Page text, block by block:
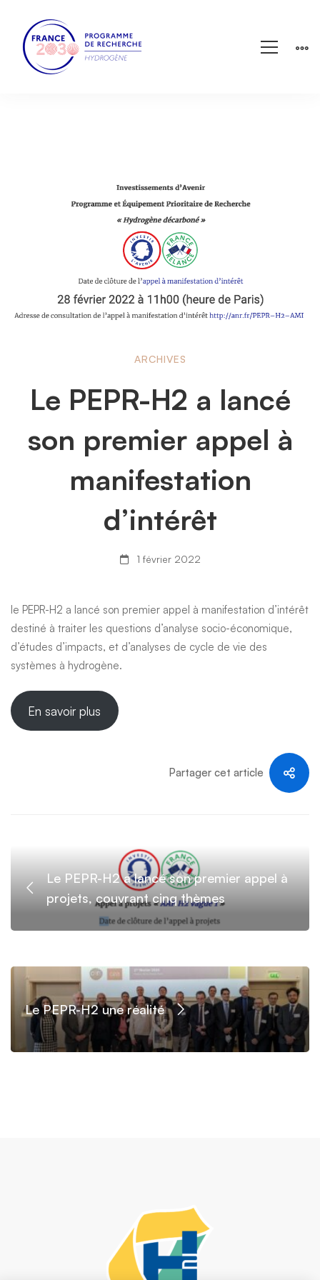
PEPR-
son
premier
appel
d’intérêt
ARCHIVES
Le PEPR-H2 a lancé
son premier appel à
manifestation
d’intérêt
1 février 2022
le PEPR-H2 a lancé son premier appel à manifestation d’intérêt
destiné à traiter les questions d’analyse socio-économique,
d’études d’impacts, et d’analyses de cycle de vie des
systèmes à hydrogène.
En savoir plus
Partager cet article
Le PEPR-H2 a lancé son premier appel à
projets, couvrant cinq thèmes
Le PEPR-H2 une réalité